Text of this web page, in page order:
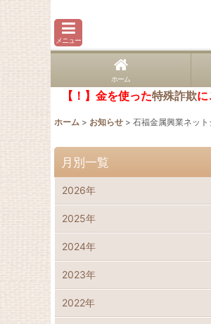
メニュー
ホーム
【！】金を使った特殊詐欺
ホーム > お知らせ > 石福金属興業ネッ
月別一覧
2026年
2025年
2024年
2023年
2022年